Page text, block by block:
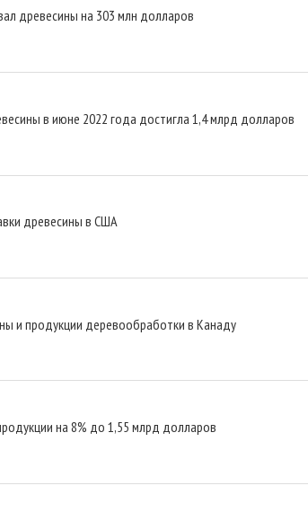
древесины на 303 млн долларов
в июне 2022 года достигла 1,4 млрд долларов
древесины в США
и продукции деревообработки в Канаду
на 8% до 1,55 млрд долларов